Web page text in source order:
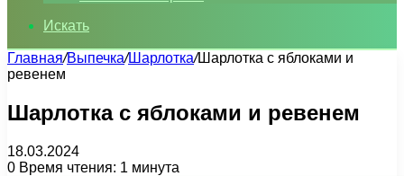
Искать
Главная/Выпечка/Шарлотка/Шарлотка с яблоками и
ревенем
Шарлотка с яблоками и ревенем
18.03.2024
0 Время чтения: 1 минута